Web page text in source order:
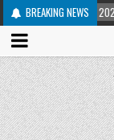
BREAKING NEWS
2025-07-21